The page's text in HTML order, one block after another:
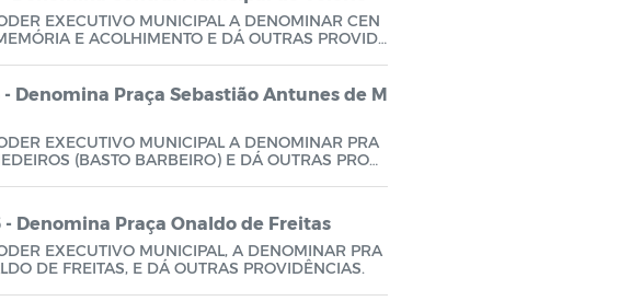
EXECUTIVO MUNICIPAL A DENOMINAR CEN
E ACOLHIMENTO E DÁ OUTRAS PROVIDÊ
Denomina Praça Sebastião Antunes de M
EXECUTIVO MUNICIPAL A DENOMINAR PRA
(BASTO BARBEIRO) E DÁ OUTRAS PROVI
- Denomina Praça Onaldo de Freitas
EXECUTIVO MUNICIPAL, A DENOMINAR PRA
DE FREITAS, E DÁ OUTRAS PROVIDÊNCIAS.